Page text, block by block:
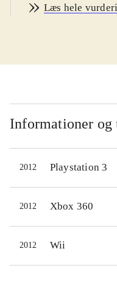
Everyone sing
nødvendigvis
spil. I spillet
mikrofon og
godt deres
på skærmen.
lejet præcist får de
rørende simpelt,
med. Der er 35
Læs hele
Informationer og
2012 Playstation 3
2012 Xbox 360
2012 Wii